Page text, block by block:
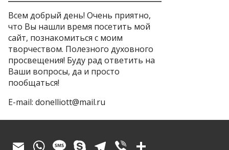
Всем добрый день! Очень приятно,
что Вы нашли время посетить мой
сайт, познакомиться с моим
творчеством. Полезного духовного
просвещения! Буду рад ответить на
Ваши вопросы, да и просто
пообщаться!
E-mail: donelliott@mail.ru